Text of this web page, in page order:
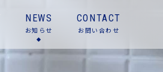
NEWS
お知らせ
CONTACT
お問い合わせ